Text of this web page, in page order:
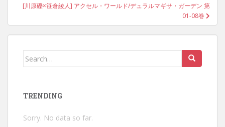
[川原礫×笹倉綾人] アクセル・ワールド/デュラルマギサ・ガーデン 第
01-08巻
Search
TRENDING
Sorry. No data so far.